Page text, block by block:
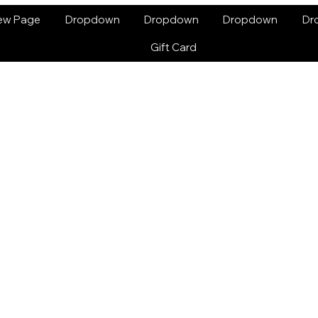
Page Dropdown Dropdown Dropdown
Gift Card